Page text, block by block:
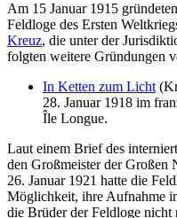
Am 15 Januar 1915
Feldloge des Ersten
Kreuz, die unter der
folgten weitere Gründungen
In Ketten zum Licht
28. Januar 1918 im
Île Longue.
Laut einem Brief des
den Großmeister der Großen
26. Januar 1921 hatte die
Möglichkeit, ihre Aufnahme
die Brüder der Feldloge nicht